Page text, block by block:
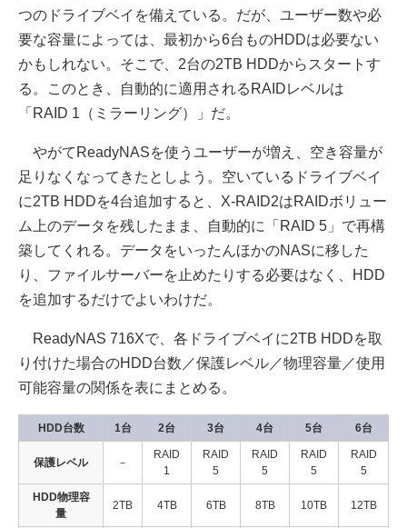
つのドライブベイを備えている。だが、ユーザー数や必
要な容量によっては、最初から6台ものHDDは必要ない
かもしれない。そこで、2台の2TB HDDからスタートす
る。このとき、自動的に適用されるRAIDレベルは
「RAID 1（ミラーリング）」だ。
やがてReadyNASを使うユーザーが増え、空き容量が
足りなくなってきたとしよう。空いているドライブベイ
に2TB HDDを4台追加すると、X-RAID2はRAIDボリュー
ム上のデータを残したまま、自動的に「RAID 5」で再構
築してくれる。データをいったんほかのNASに移した
り、ファイルサーバーを止めたりする必要はなく、HDD
を追加するだけでよいわけだ。
ReadyNAS 716Xで、各ドライブベイに2TB HDDを取
り付けた場合のHDD台数／保護レベル／物理容量／使用
可能容量の関係を表にまとめる。
HDD台数 1台 2台 3台 4台 5台 6台
保護レベル －
RAID
1
RAID
5
RAID
5
RAID
5
RAID
5
HDD物理容
量
2TB 4TB 6TB 8TB 10TB 12TB